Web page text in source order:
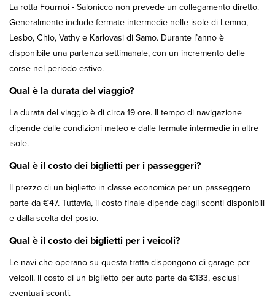
La rotta Fournoi - Salonicco non prevede un collegamento diretto.
Generalmente include fermate intermedie nelle isole di Lemno,
Lesbo, Chio, Vathy e Karlovasi di Samo. Durante l’anno è
disponibile una partenza settimanale, con un incremento delle
corse nel periodo estivo.
Qual è la durata del viaggio?
La durata del viaggio è di circa 19 ore. Il tempo di navigazione
dipende dalle condizioni meteo e dalle fermate intermedie in altre
isole.
Qual è il costo dei biglietti per i passeggeri?
Il prezzo di un biglietto in classe economica per un passeggero
parte da €47. Tuttavia, il costo finale dipende dagli sconti disponibili
e dalla scelta del posto.
Qual è il costo dei biglietti per i veicoli?
Le navi che operano su questa tratta dispongono di garage per
veicoli. Il costo di un biglietto per auto parte da €133, esclusi
eventuali sconti.